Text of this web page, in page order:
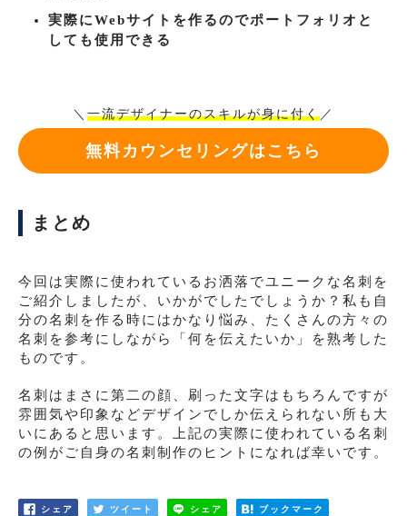
実際にWebサイトを作るのでポートフォリオと
しても使用できる
＼ 一流デザイナーのスキルが身に付く／
無料カウンセリングはこちら
まとめ
今回は実際に使われているお洒落でユニークな名刺を
ご紹介しましたが、いかがでしたでしょうか？私も自
分の名刺を作る時にはかなり悩み、たくさんの方々の
名刺を参考にしながら「何を伝えたいか」を熟考した
ものです。
名刺はまさに第二の顔、刷った文字はもちろんですが
雰囲気や印象などデザインでしか伝えられない所も大
いにあると思います。上記の実際に使われている名刺
の例がご自身の名刺制作のヒントになれば幸いです。
シェア ツイート シェア ブックマーク